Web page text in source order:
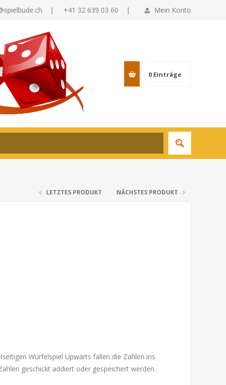
Mein Konto
| +41 32 639 03 60 |
0 Einträge
LETZTES PRODUKT NÄCHSTES PRODUKT
Würfelspiel Upwärts fallen die Zahlen ins
geschickt addiert oder gespeichert werden.